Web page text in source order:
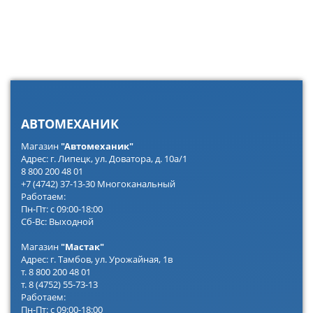
АВТОМЕХАНИК
Магазин"Автомеханик"
Адрес: г. Липецк, ул. Доватора, д. 10а/1
8 800 200 48 01
+7 (4742) 37-13-30 Многоканальный
Работаем:
Пн-Пт: с 09:00-18:00
Сб-Вс: Выходной
Магазин"Мастак"
Адрес: г. Тамбов, ул. Урожайная, 1в
т. 8 800 200 48 01
т. 8 (4752) 55-73-13
Работаем:
Пн-Пт: с 09:00-18:00